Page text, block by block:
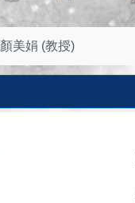
顏美娟 (教授)